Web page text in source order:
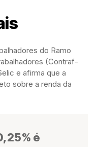
do Ramo
(Contraf-
e afirma que a
sobre a renda da
é